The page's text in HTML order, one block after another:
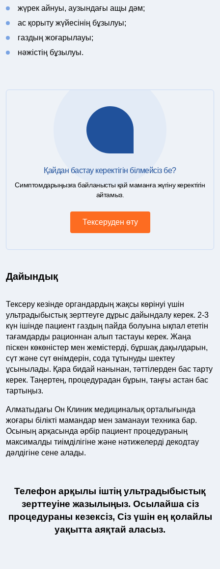
жүрек айнуы, аузындағы ащы дәм;
ас қорыту жүйесінің бұзылуы;
газдың жоғарылауы;
нәжістің бұзылуы.
Қайдан бастау керектігін білмейсіз бе?
Симптомдарыңызға байланысты қай маманға жүгіну керектігін
айтамыз.
Тексеруден өту
Дайындық
Тексеру кезінде органдардың жақсы көрінуі үшін
ультрадыбыстық зерттеуге дұрыс дайындалу керек. 2-3
күн ішінде пациент газдың пайда болуына ықпал ететін
тағамдарды рационнан алып тастауы керек. Жаңа
піскен көкөністер мен жемістерді, бұршақ дақылдарын,
сүт және сүт өнімдерін, сода тұтынуды шектеу
ұсынылады. Қара бидай нанынан, тәттілерден бас тарту
керек. Таңертең, процедурадан бұрын, таңғы астан бас
тартыңыз.
Алматыдағы Он Клиник медициналық орталығында
жоғары білікті мамандар мен заманауи техника бар.
Осының арқасында әрбір пациент процедураның
максималды тиімділігіне және нәтижелерді декодтау
дәлдігіне сене алады.
Телефон арқылы іштің ультрадыбыстық
зерттеуіне жазылыңыз. Осылайша сіз
процедураны кезексіз, Сіз үшін ең қолайлы
уақытта аяқтай аласыз.